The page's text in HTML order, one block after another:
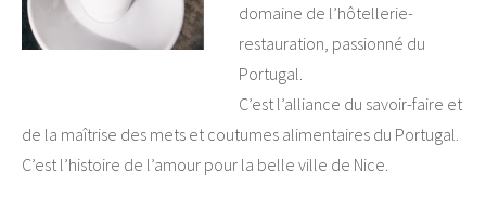
domaine de l’hôtellerie-
restauration, passionné du
Portugal.
C’est l’alliance du savoir-faire et
de la maîtrise des mets et coutumes alimentaires du Portugal.
C’est l’histoire de l’amour pour la belle ville de Nice.